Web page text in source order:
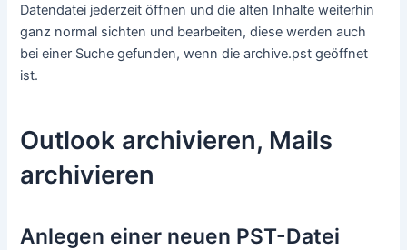
Datendatei jederzeit öffnen und die alten Inhalte weiterhin
ganz normal sichten und bearbeiten, diese werden auch
bei einer Suche gefunden, wenn die archive.pst geöffnet
ist.
Outlook archivieren, Mails
archivieren
Anlegen einer neuen PST-Datei